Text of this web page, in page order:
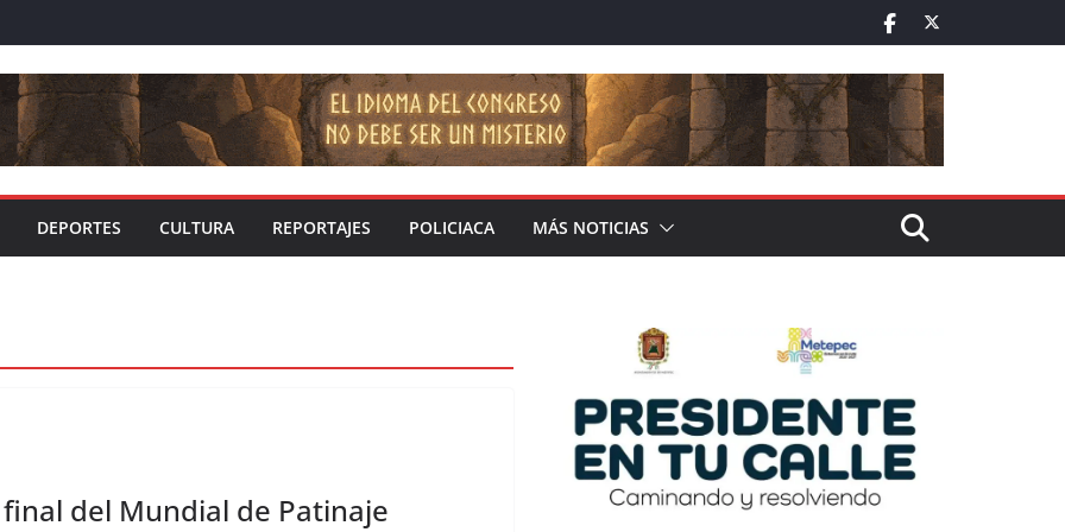
DEPORTES CULTURA REPORTAJES POLICIACA MÁS NOTICIAS
del Mundial de Patinaje